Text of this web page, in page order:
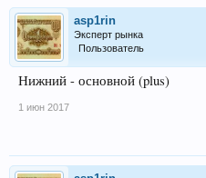
asp1rin
Эксперт рынка
Пользователь
Нижний - основной (plus)
1 июн 2017